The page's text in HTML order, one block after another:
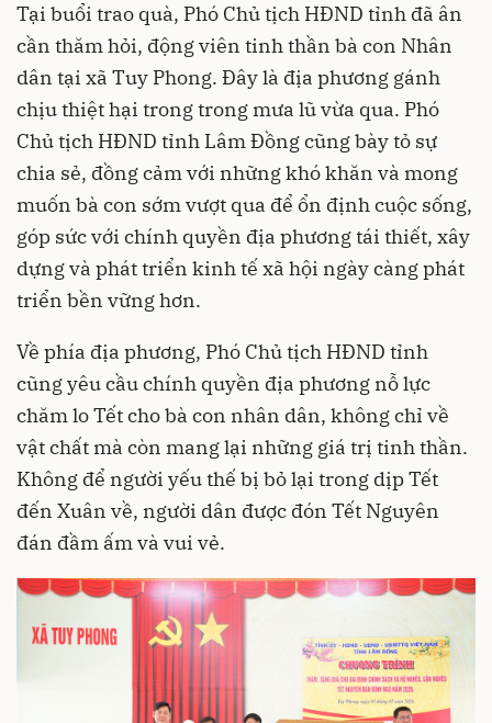
Tại buổi trao quà, Phó Chủ tịch HĐND tỉnh đã ân
cần thăm hỏi, động viên tinh thần bà con Nhân
dân tại xã Tuy Phong. Đây là địa phương gánh
chịu thiệt hại trong trong mưa lũ vừa qua. Phó
Chủ tịch HĐND tỉnh Lâm Đồng cũng bày tỏ sự
chia sẻ, đồng cảm với những khó khăn và mong
muốn bà con sớm vượt qua để ổn định cuộc sống,
góp sức với chính quyền địa phương tái thiết, xây
dựng và phát triển kinh tế xã hội ngày càng phát
triển bền vững hơn.
Về phía địa phương, Phó Chủ tịch HĐND tỉnh
cũng yêu cầu chính quyền địa phương nỗ lực
chăm lo Tết cho bà con nhân dân, không chỉ về
vật chất mà còn mang lại những giá trị tinh thần.
Không để người yếu thế bị bỏ lại trong dịp Tết
đến Xuân về, người dân được đón Tết Nguyên
đán đầm ấm và vui vẻ.